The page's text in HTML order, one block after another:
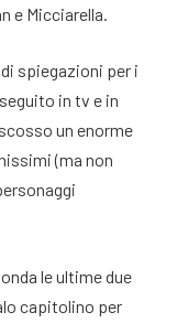
e Micciarella.
spiegazioni per i
in tv e in
un enorme
(ma non
le ultime due
capitolino per